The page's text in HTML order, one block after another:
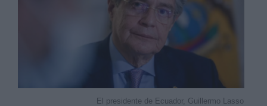
El presidente de Ecuador, Guillermo Lasso